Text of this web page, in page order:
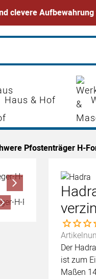
clevere
Haus & Hof
Pfostenträger H-
Noch
Der
ist zum
Maßen